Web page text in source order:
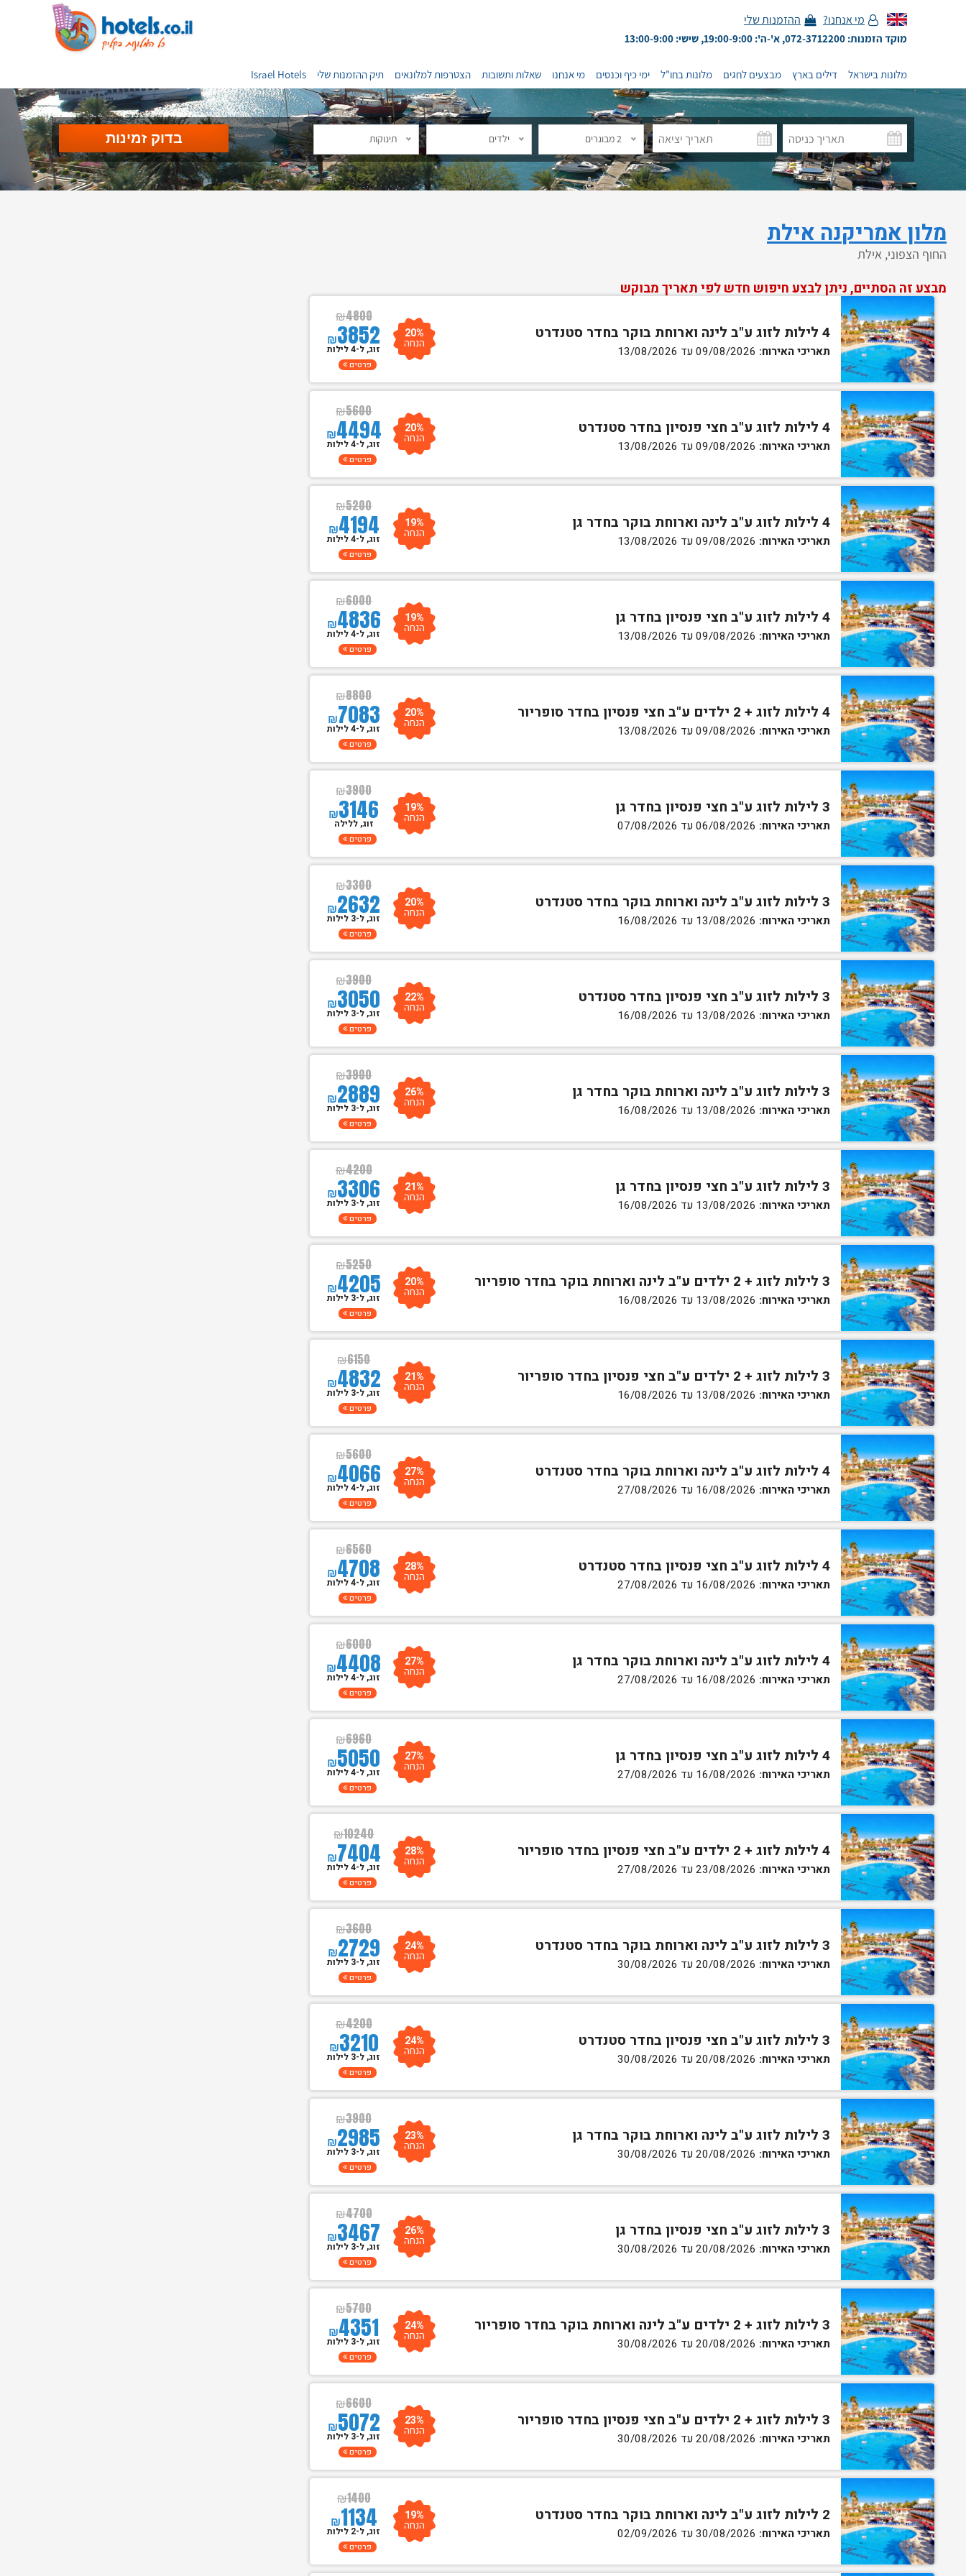
מי אנחנו? ההזמנות שלי
מוקד הזמנות: 072-3712200, א'-ה': 19:00-9:00, שישי: 13:00-9:00
מלונות בישראל דילים בארץ מבצעים לחגים מלונות בחו"ל ימי כיף וכנסים מי אנחנו שאלות ותשובות הצטרפות למלונאים תיק ההזמנות שלי Israel Hotels
2 מבוגרים ילדים תינוקות
מלון אמריקנה אילת
החוף הצפוני, אילת
מבצע זה הסתיים, ניתן לבצע חיפוש חדש לפי תאריך מבוקש
4 לילות לזוג ע"ב לינה וארוחת בוקר בחדר סטנדרט
תאריכי האירוח:
₪4800
₪3852 20%
הנחה זוג, ל-4 לילות
פרטים
4 לילות לזוג ע"ב חצי פנסיון בחדר סטנדרט
תאריכי האירוח:
₪5600
₪4494 20%
הנחה זוג, ל-4 לילות
פרטים
4 לילות לזוג ע"ב לינה וארוחת בוקר בחדר גן
תאריכי האירוח:
₪5200
₪4194 19%
הנחה זוג, ל-4 לילות
פרטים
4 לילות לזוג ע"ב חצי פנסיון בחדר גן
תאריכי האירוח:
₪6000
₪4836 19%
הנחה זוג, ל-4 לילות
פרטים
4 לילות לזוג + 2 ילדים ע"ב חצי פנסיון בחדר סופריור
תאריכי האירוח:
₪8800
₪7083 20%
הנחה זוג, ל-4 לילות
פרטים
3 לילות לזוג ע"ב חצי פנסיון בחדר גן
תאריכי האירוח:
₪3900
₪3146 19%
הנחה זוג, ללילה
פרטים
3 לילות לזוג ע"ב לינה וארוחת בוקר בחדר סטנדרט
תאריכי האירוח:
₪3300
₪2632 20%
הנחה זוג, ל-3 לילות
פרטים
3 לילות לזוג ע"ב חצי פנסיון בחדר סטנדרט
תאריכי האירוח:
₪3900
₪3050 22%
הנחה זוג, ל-3 לילות
פרטים
3 לילות לזוג ע"ב לינה וארוחת בוקר בחדר גן
תאריכי האירוח:
₪3900
₪2889 26%
הנחה זוג, ל-3 לילות
פרטים
3 לילות לזוג ע"ב חצי פנסיון בחדר גן
תאריכי האירוח:
₪4200
₪3306 21%
הנחה זוג, ל-3 לילות
פרטים
3 לילות לזוג + 2 ילדים ע"ב לינה וארוחת בוקר בחדר סופריור
תאריכי האירוח:
₪5250
₪4205 20%
הנחה זוג, ל-3 לילות
פרטים
3 לילות לזוג + 2 ילדים ע"ב חצי פנסיון בחדר סופריור
תאריכי האירוח:
₪6150
₪4832 21%
הנחה זוג, ל-3 לילות
פרטים
4 לילות לזוג ע"ב לינה וארוחת בוקר בחדר סטנדרט
תאריכי האירוח:
₪5600
₪4066 27%
הנחה זוג, ל-4 לילות
פרטים
4 לילות לזוג ע"ב חצי פנסיון בחדר סטנדרט
תאריכי האירוח:
₪6560
₪4708 28%
הנחה זוג, ל-4 לילות
פרטים
4 לילות לזוג ע"ב לינה וארוחת בוקר בחדר גן
תאריכי האירוח:
₪6000
₪4408 27%
הנחה זוג, ל-4 לילות
פרטים
4 לילות לזוג ע"ב חצי פנסיון בחדר גן
תאריכי האירוח:
₪6960
₪5050 27%
הנחה זוג, ל-4 לילות
פרטים
4 לילות לזוג + 2 ילדים ע"ב חצי פנסיון בחדר סופריור
תאריכי האירוח:
₪10240
₪7404 28%
הנחה זוג, ל-4 לילות
פרטים
3 לילות לזוג ע"ב לינה וארוחת בוקר בחדר סטנדרט
תאריכי האירוח:
₪3600
₪2729 24%
הנחה זוג, ל-3 לילות
פרטים
3 לילות לזוג ע"ב חצי פנסיון בחדר סטנדרט
תאריכי האירוח:
₪4200
₪3210 24%
הנחה זוג, ל-3 לילות
פרטים
3 לילות לזוג ע"ב לינה וארוחת בוקר בחדר גן
תאריכי האירוח:
₪3900
₪2985 23%
הנחה זוג, ל-3 לילות
פרטים
3 לילות לזוג ע"ב חצי פנסיון בחדר גן
תאריכי האירוח:
₪4700
₪3467 26%
הנחה זוג, ל-3 לילות
פרטים
3 לילות לזוג + 2 ילדים ע"ב לינה וארוחת בוקר בחדר סופריור
תאריכי האירוח:
₪5700
₪4351 24%
הנחה זוג, ל-3 לילות
פרטים
3 לילות לזוג + 2 ילדים ע"ב חצי פנסיון בחדר סופריור
תאריכי האירוח:
₪6600
₪5072 23%
הנחה זוג, ל-3 לילות
פרטים
2 לילות לזוג ע"ב לינה וארוחת בוקר בחדר סטנדרט
תאריכי האירוח:
₪1400
₪1134 19%
הנחה זוג, ל-2 לילות
פרטים